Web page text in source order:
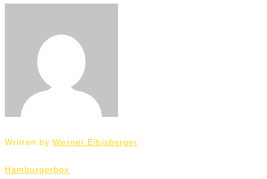
Written byWerner Eibisberger
Beitrags-
Navigation
Hamburgerbox